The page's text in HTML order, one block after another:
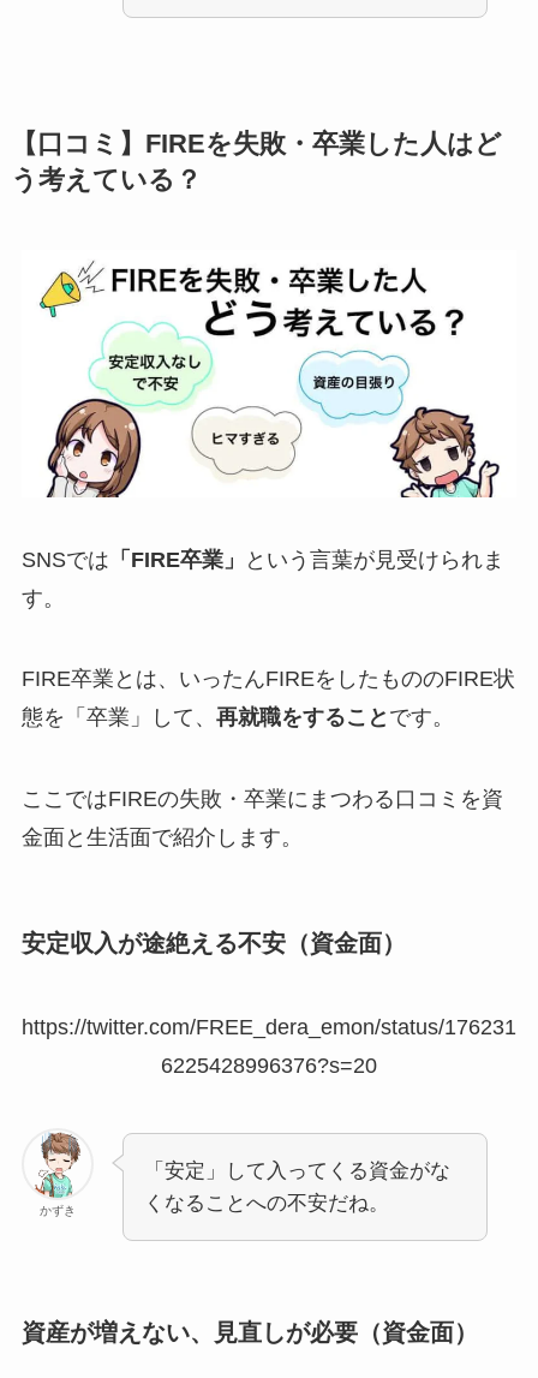
【口コミ】FIREを失敗・卒業した人はど
う考えている？
SNSでは 「FIRE卒業」
という言葉が見受けられま
す。
FIRE卒業とは、いったんFIREをしたもののFIRE状
態を「卒業」して、 再就職をすること です。
ここではFIREの失敗・卒業にまつわる口コミを資
金面と生活面で紹介します。
安定収入が途絶える不安（資金面）
https://twitter.com/FREE_dera_emon/status/176231
6225428996376?s=20
かずき
「安定」して入ってくる資金がな
くなることへの不安だね。
資産が増えない、見直しが必要（資金面）